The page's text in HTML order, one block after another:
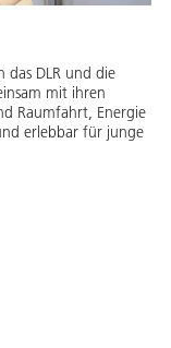
DLR und die
mit ihren
Raumfahrt, Energie
erlebbar für junge